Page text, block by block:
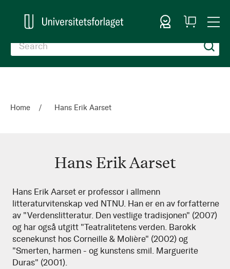
Sign In
My
Cart
Home Hans Erik Aarset
Hans Erik Aarset
Hans
Erik
Aarset
Hans Erik Aarset er professor i allmenn
litteraturvitenskap ved NTNU. Han er en av forfatterne
av "Verdenslitteratur. Den vestlige tradisjonen" (2007)
og har også utgitt "Teatralitetens verden. Barokk
scenekunst hos Corneille & Molière" (2002) og
"Smerten, harmen - og kunstens smil. Marguerite
Duras" (2001).